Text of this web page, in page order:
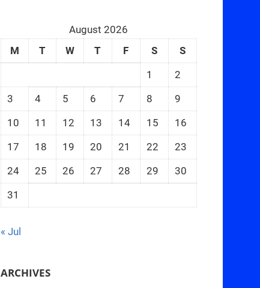
August 2026
M
T W T F S
S
1
2
3
4 5 6 7 8
9
10
11 12 13 14 15
16
17
18 19 20 21 22
23
24
25 26 27 28 29
30
31
« Jul
ARCHIVES